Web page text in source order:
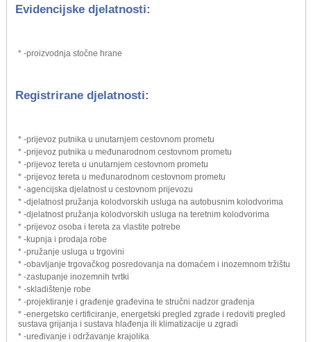
Evidencijske djelatnosti:
* -proizvodnja stočne hrane
Registrirane djelatnosti:
* -prijevoz putnika u unutarnjem cestovnom prometu
* -prijevoz putnika u međunarodnom cestovnom prometu
* -prijevoz tereta u unutarnjem cestovnom prometu
* -prijevoz tereta u međunarodnom cestovnom prometu
* -agencijska djelatnost u cestovnom prijevozu
* -djelatnost pružanja kolodvorskih usluga na autobusnim kolodvorima
* -djelatnost pružanja kolodvorskih usluga na teretnim kolodvorima
* -prijevoz osoba i tereta za vlastite potrebe
* -kupnja i prodaja robe
* -pružanje usluga u trgovini
* -obavljanje trgovačkog posredovanja na domaćem i inozemnom tržištu
* -zastupanje inozemnih tvrtki
* -skladištenje robe
* -projektiranje i građenje građevina te stručni nadzor građenja
* -energetsko certificiranje, energetski pregled zgrade i redoviti pregled
sustava grijanja i sustava hlađenja ili klimatizacije u zgradi
* -uređivanje i održavanje krajolika